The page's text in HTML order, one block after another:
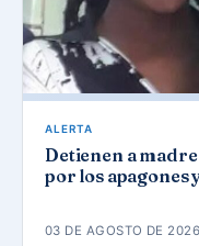
ALERTA
Detienen a
por los apagones
03 DE AGOSTO DE 2026